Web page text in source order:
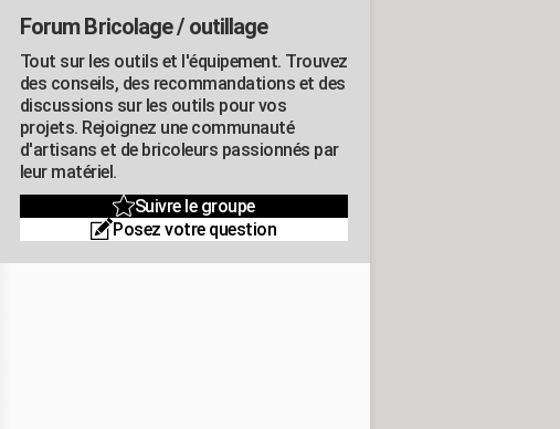
Forum Bricolage / outillage
Tout sur les outils et l'équipement. Trouvez
des conseils, des recommandations et des
discussions sur les outils pour vos
projets. Rejoignez une communauté
d'artisans et de bricoleurs passionnés par
leur matériel.
Suivre le groupe
Posez votre question